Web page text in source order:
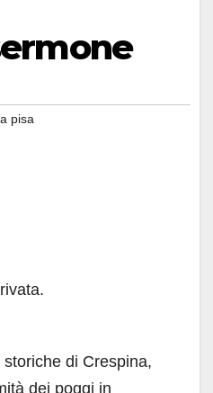
pisa
di Crespina,
dei poggi in